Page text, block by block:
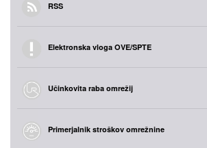
RSS
Elektronska vloga OVE/SPTE
Učinkovita raba omrežij
Primerjalnik stroškov omrežnine